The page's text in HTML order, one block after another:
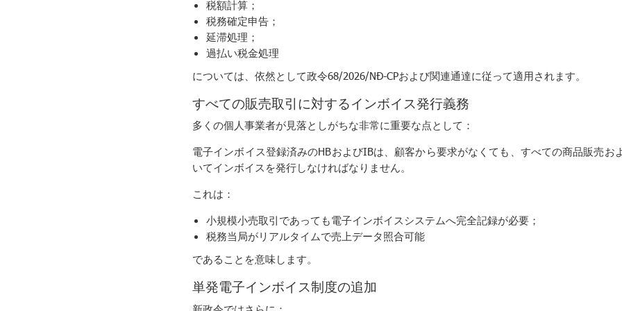
税額計算；
税務確定申告；
延滞処理；
過払い税金処理
については、依然として政令68/2026/NĐ-CPおよび関連通達に従って適用されます。
すべての販売取引に対するインボイス発行義務
多くの個人事業者が見落としがちな非常に重要な点として：
電子インボイス登録済みのHBおよびIBは、顧客から要求がなくても、すべての商品販売お
いてインボイスを発行しなければなりません。
これは：
小規模小売取引であっても電子インボイスシステムへ完全記録が必要；
税務当局がリアルタイムで売上データ照合可能
であることを意味します。
単発電子インボイス制度の追加